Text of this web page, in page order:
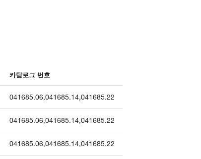
카탈로그 번호
041685.06,041685.14,041685.22
041685.06,041685.14,041685.22
041685.06,041685.14,041685.22